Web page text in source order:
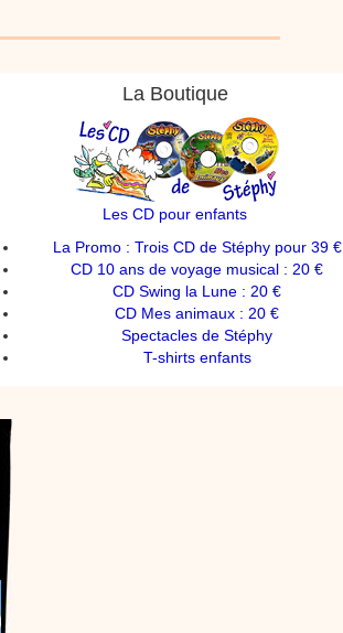
La Boutique
Les CD pour enfants
La Promo : Trois CD de Stéphy pour 39 €
CD 10 ans de voyage musical : 20 €
CD Swing la Lune : 20 €
CD Mes animaux : 20 €
Spectacles de Stéphy
T-shirts enfants